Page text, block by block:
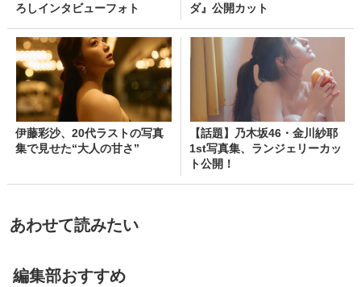
ろしインタビューフォト
ダ』公開カット
伊藤彩沙、20代ラストの写真
集で見せた“大人の甘さ”
【話題】乃木坂46・金川紗耶
1st写真集、ランジェリーカッ
ト公開！
あわせて読みたい
編集部おすすめ